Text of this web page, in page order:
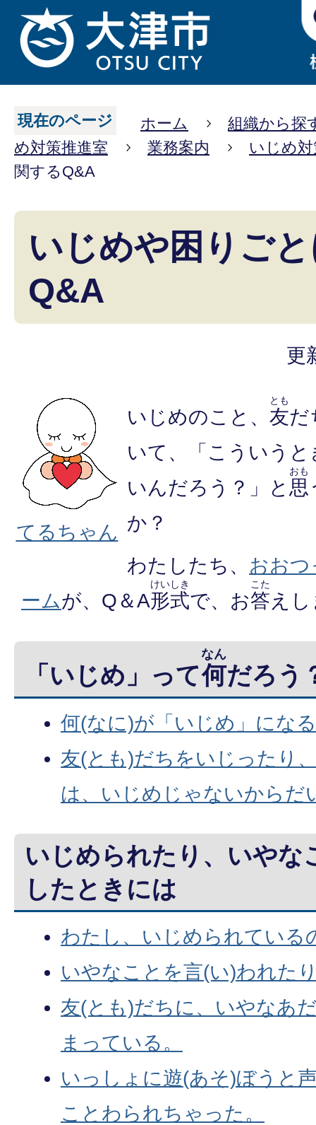
現在のページ ホーム
組織から探
め対策推進室
業務案内
いじめ
関するQ&A
いじめや困りご
Q&A
更
てるちゃん
いじめのこと、 友
とも
だ
いて、「こういう
いんだろう？」と 思
おも
か？
わたしたち、 おお
ームが、Q＆A形式
けいしき
で、お答
こた
え
「いじめ」って何
なん
だろう
何(なに)が「いじめ」にな
友(とも)だちをいじったり
は、いじめじゃないからだ
いじめられたり、いやな
したときには
わたし、いじめられてい
いやなことを言(い)われた
友(とも)だちに、いやなあ
まっている。
いっしょに遊(あそ)ぼうと
ことわられちゃった。